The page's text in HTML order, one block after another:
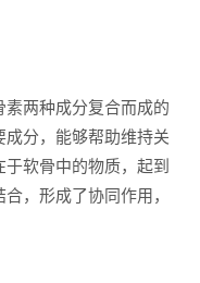
两种成分复合而成的
分，能够帮助维持关
软骨中的物质，起到
，形成了协同作用，